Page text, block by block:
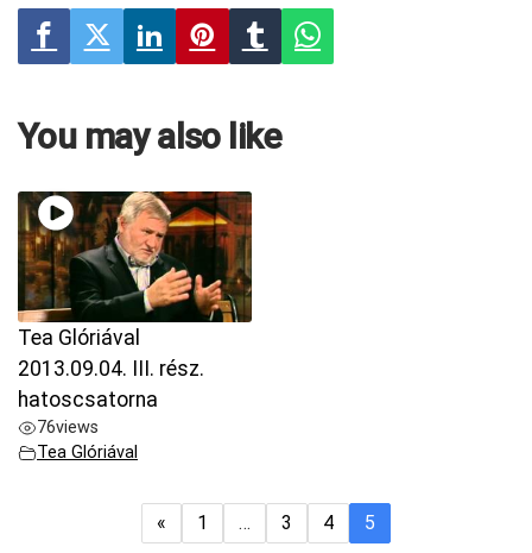
You may also like
Tea Glóriával
2013.09.04. III. rész.
hatoscsatorna
76views
Tea Glóriával
« 1 … 3 4 5